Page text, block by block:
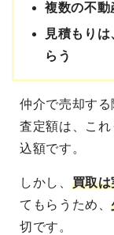
複数の不動
見積もり
らう
仲介で売却す
査定額は、こ
込額です。
しかし、 買取
てもらうため、
切です。